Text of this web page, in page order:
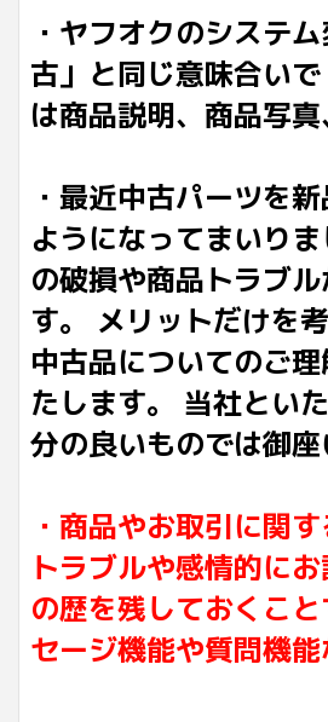
・ヤフオクのシステ
古」と同じ意味合い
は商品説明、商品写
・最近中古パーツを
ようになってまいり
の破損や商品トラブ
す。 メリットだけを
中古品についてのご
たします。 当社とい
分の良いものでは御
・商品やお取引に関
トラブルや感情的に
の歴を残しておくこ
セージ機能や質問機